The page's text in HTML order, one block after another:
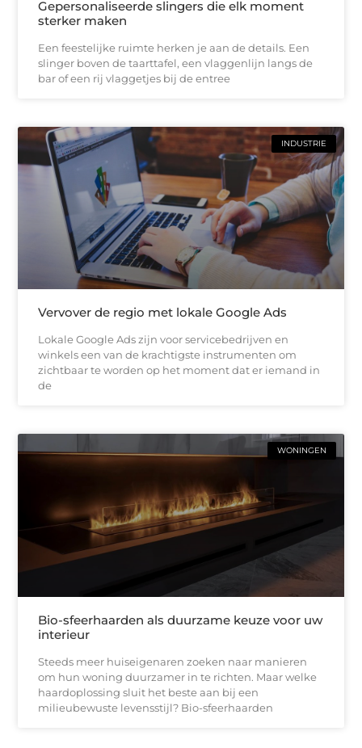
Gepersonaliseerde slingers die elk moment
sterker maken
Een feestelijke ruimte herken je aan de details. Een
slinger boven de taarttafel, een vlaggenlijn langs de
bar of een rij vlaggetjes bij de entree
INDUSTRIE
Vervover de regio met lokale Google Ads
Lokale Google Ads zijn voor servicebedrijven en
winkels een van de krachtigste instrumenten om
zichtbaar te worden op het moment dat er iemand in
de
WONINGEN
Bio-sfeerhaarden als duurzame keuze voor uw
interieur
Steeds meer huiseigenaren zoeken naar manieren
om hun woning duurzamer in te richten. Maar welke
haardoplossing sluit het beste aan bij een
milieubewuste levensstijl? Bio-sfeerhaarden